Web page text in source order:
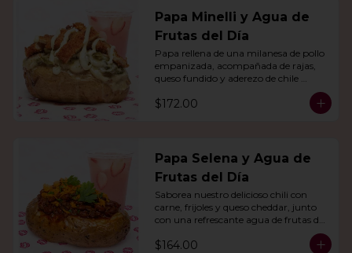
Papa Minelli y Agua de
Frutas del Día
Papa rellena de una milanesa de pollo
empanizada, acompañada de rajas,
queso fundido y aderezo de chile
día.
$172.00
Papa Selena y Agua de
Frutas del Día
Saborea nuestro delicioso chili con
carne, frijoles y queso cheddar, junto
con una refrescante agua de frutas del
$164.00